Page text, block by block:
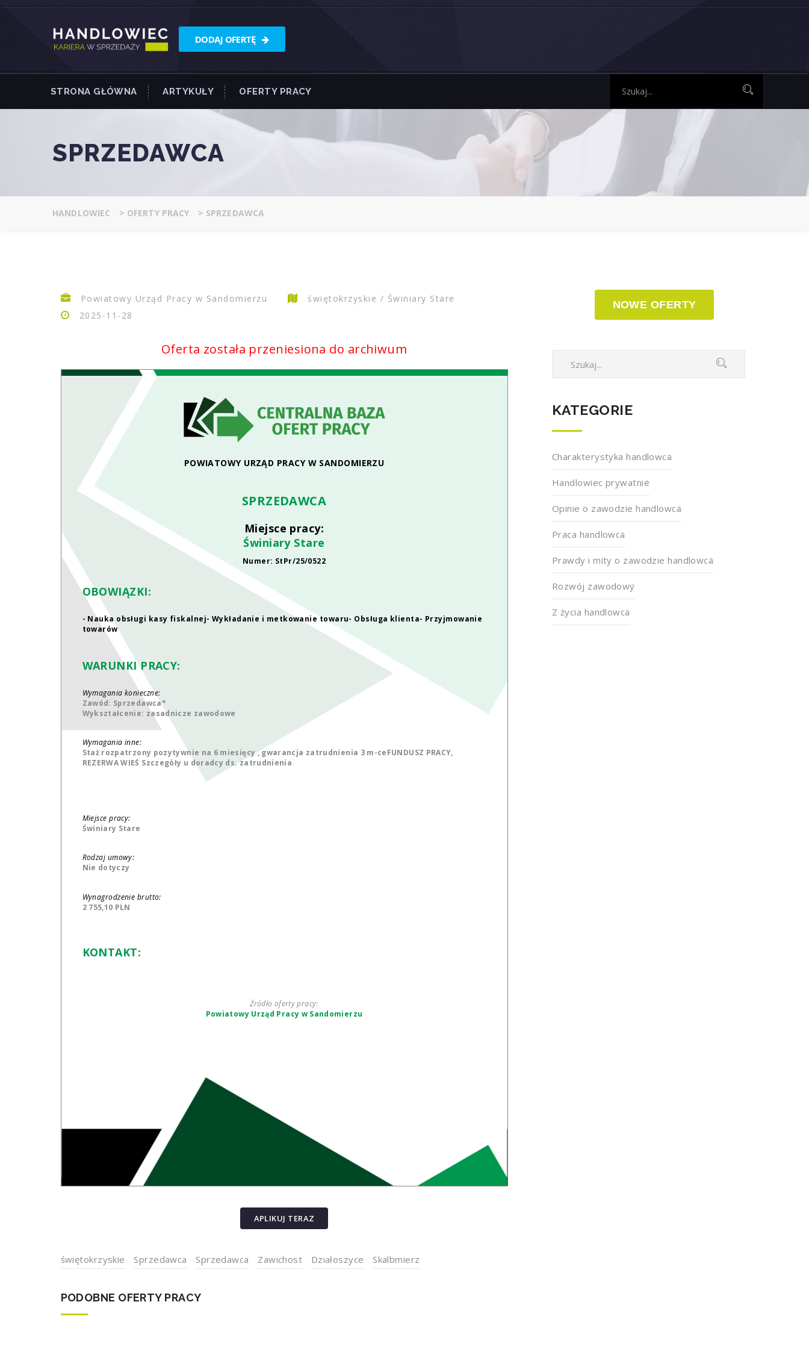
DODAJ OFERTĘ
STRONA GŁÓWNA ARTYKUŁY OFERTY PRACY
SPRZEDAWCA
HANDLOWIEC > OFERTY PRACY > SPRZEDAWCA
Powiatowy Urząd Pracy w Sandomierzu
świętokrzyskie / Świniary Stare
2025-11-28
Oferta została przeniesiona do archiwum
POWIATOWY URZĄD PRACY W SANDOMIERZU
SPRZEDAWCA
Miejsce pracy:
Świniary Stare
Numer: StPr/25/0522
OBOWIĄZKI:
- Nauka obsługi kasy fiskalnej- Wykładanie i metkowanie towaru- Obsługa klienta- Przyjmowanie
towarów
WARUNKI PRACY:
Wymagania konieczne:
Zawód: Sprzedawca*
Wykształcenie: zasadnicze zawodowe
Wymagania inne:
Staż rozpatrzony pozytywnie na 6 miesięcy , gwarancja zatrudnienia 3 m-ceFUNDUSZ PRACY,
REZERWA WIEŚ Szczegóły u doradcy ds. zatrudnienia
Miejsce pracy:
Świniary Stare
Rodzaj umowy:
Nie dotyczy
Wynagrodzenie brutto:
2 755,10 PLN
KONTAKT:
Źródło oferty pracy:
Powiatowy Urząd Pracy w Sandomierzu
APLIKUJ TERAZ
świętokrzyskie Sprzedawca Sprzedawca Zawichost Działoszyce Skalbmierz
PODOBNE OFERTY PRACY
NOWE OFERTY
KATEGORIE
Charakterystyka handlowca
Handlowiec prywatnie
Opinie o zawodzie handlowca
Praca handlowca
Prawdy i mity o zawodzie handlowca
Rozwój zawodowy
Z życia handlowca